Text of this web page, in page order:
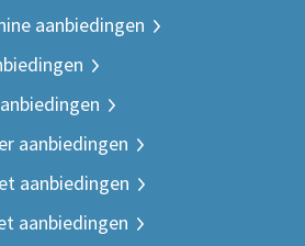
aanbiedingen
aanbiedingen
aanbiedingen
aanbiedingen